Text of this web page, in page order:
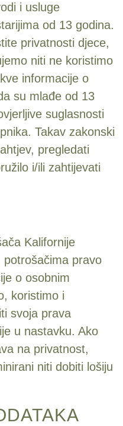
i usluge
od 13 godina.
privatnosti djece,
niti ne koristimo
informacije o
su mlađe od 13
suglasnosti
Takav zakonski
pregledati
i/ili zahtijevati
Kalifornije
potrošačima pravo
o osobnim
koristimo i
svoja prava
u nastavku. Ako
na privatnost,
niti dobiti lošiju